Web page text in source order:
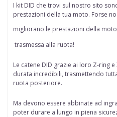
I kit DID che trovi sul nostro sito
prestazioni della tua moto. Forse
migliorano le prestazioni della
trasmessa alla ruota!
Le catene DID grazie ai loro Z-ring
durata incredibili, trasmettendo
ruota posteriore.
Ma devono essere abbinate ad
poter durare a lungo in piena